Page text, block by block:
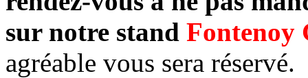
sur notre stand Fontenoy
agréable vous sera réservé.